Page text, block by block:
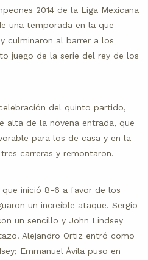
2014 de la Liga Mexicana
una temporada en la que
culminaron al barrer a los
juego de la serie del rey de los
del quinto partido,
alta de la novena entrada, que
para los de casa y en la
carreras y remontaron.
inició 8-6 a favor de los
un increíble ataque. Sergio
un sencillo y John Lindsey
Alejandro Ortiz entró como
Emmanuel Ávila puso en